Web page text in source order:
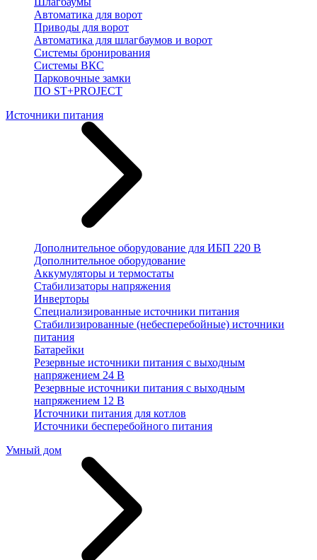
Автоматика для ворот
Приводы для ворот
Автоматика для шлагбаумов и ворот
Системы бронирования
Системы ВКС
Парковочные замки
ПО ST+PROJECT
Источники питания
Дополнительное оборудование для ИБП 220 В
Дополнительное оборудование
Аккумуляторы и термостаты
Стабилизаторы напряжения
Инверторы
Специализированные источники питания
Стабилизированные (небесперебойные) источники
питания
Батарейки
Резервные источники питания с выходным
напряжением 24 В
Резервные источники питания с выходным
напряжением 12 В
Источники питания для котлов
Источники бесперебойного питания
Умный дом